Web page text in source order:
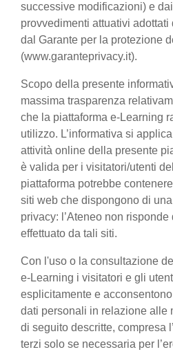
successive modificazioni) e
provvedimenti attuativi
dal Garante per la protezione
(www.garanteprivacy.it).
Scopo della presente
massima trasparenza
che la piattaforma e-Learning
utilizzo. L’informativa si
attività online della presente
è valida per i visitatori/utenti
piattaforma potrebbe
siti web che dispongono di
privacy: l’Ateneo non
effettuato da tali siti.
Con l'uso o la consultazione
e-Learning i visitatori e gli
esplicitamente e
dati personali in relazione alle
di seguito descritte, compresa
terzi solo se necessaria per